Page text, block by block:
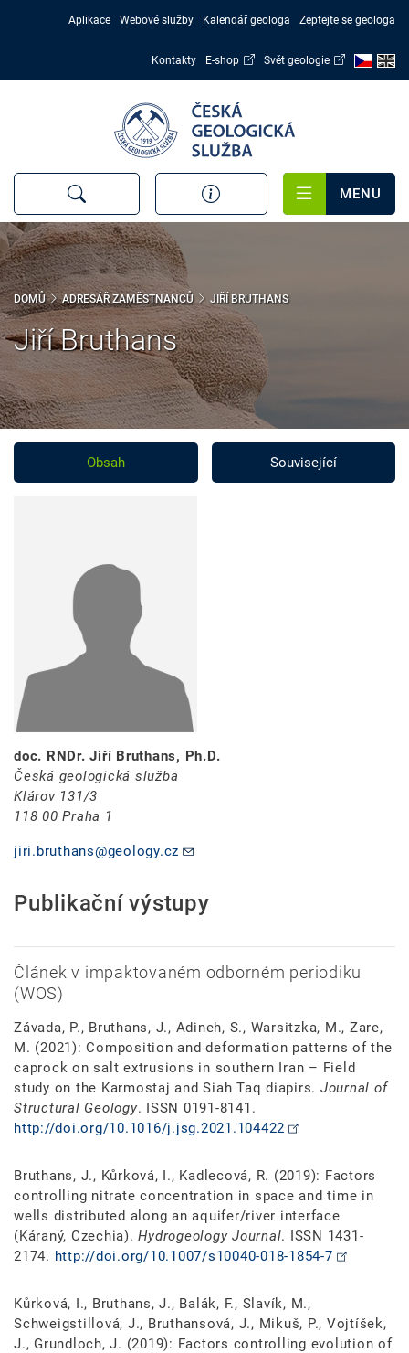
Aplikace Webové služby Kalendář geologa Zeptejte se geologa
Kontakty E-shop Svět geologie
MENU
DOMŮ ADRESÁŘ ZAMĚSTNANCŮ JIŘÍ BRUTHANS
Jiří Bruthans
Obsah Související
doc. RNDr. Jiří Bruthans, Ph.D.
Česká geologická služba
Klárov 131/3
118 00 Praha 1
jiri.bruthans@geology.cz
Publikační výstupy
Článek v impaktovaném odborném periodiku
(WOS)
Závada, P., Bruthans, J., Adineh, S., Warsitzka, M., Zare,
M. (2021): Composition and deformation patterns of the
caprock on salt extrusions in southern Iran – Field
study on the Karmostaj and Siah Taq diapirs. Journal of
Structural Geology. ISSN 0191-8141.
http://doi.org/10.1016/j.jsg.2021.104422
Bruthans, J., Kůrková, I., Kadlecová, R. (2019): Factors
controlling nitrate concentration in space and time in
wells distributed along an aquifer/river interface
(Káraný, Czechia).Hydrogeology Journal. ISSN 1431-
2174. http://doi.org/10.1007/s10040-018-1854-7
Kůrková, I., Bruthans, J., Balák, F., Slavík, M.,
Schweigstillová, J., Bruthansová, J., Mikuš, P., Vojtíšek,
J., Grundloch, J. (2019): Factors controlling evolution of